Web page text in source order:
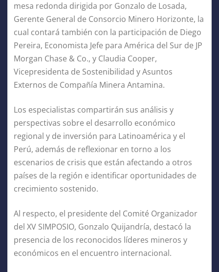
mesa redonda dirigida por Gonzalo de Losada,
Gerente General de Consorcio Minero Horizonte, la
cual contará también con la participación de Diego
Pereira, Economista Jefe para América del Sur de JP
Morgan Chase & Co., y Claudia Cooper,
Vicepresidenta de Sostenibilidad y Asuntos
Externos de Compañía Minera Antamina.
Los especialistas compartirán sus análisis y
perspectivas sobre el desarrollo económico
regional y de inversión para Latinoamérica y el
Perú, además de reflexionar en torno a los
escenarios de crisis que están afectando a otros
países de la región e identificar oportunidades de
crecimiento sostenido.
Al respecto, el presidente del Comité Organizador
del XV SIMPOSIO, Gonzalo Quijandría, destacó la
presencia de los reconocidos líderes mineros y
económicos en el encuentro internacional.